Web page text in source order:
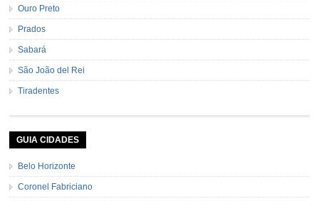
Ouro Preto
Prados
Sabará
São João del Rei
Tiradentes
GUIA CIDADES
Belo Horizonte
Coronel Fabriciano